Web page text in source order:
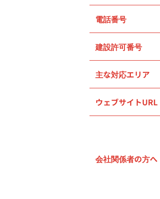
電話番号
建設許可番号
主な対応エリア
ウェブサイトURL
会社関係者の方へ